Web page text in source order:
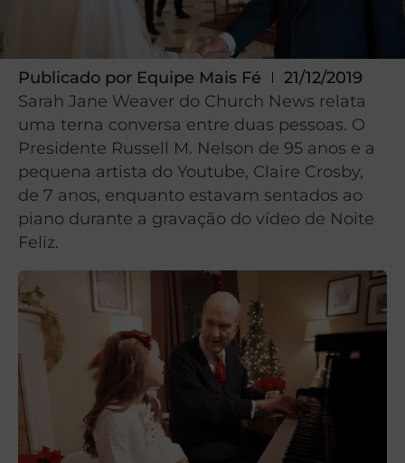
Publicado por Equipe Mais Fé
21/12/2019
Sarah Jane Weaver do Church News relata
uma terna conversa entre duas pessoas. O
Presidente Russell M. Nelson de 95 anos e a
pequena artista do Youtube, Claire Crosby,
de 7 anos, enquanto estavam sentados ao
piano durante a gravação do vídeo de Noite
Feliz.